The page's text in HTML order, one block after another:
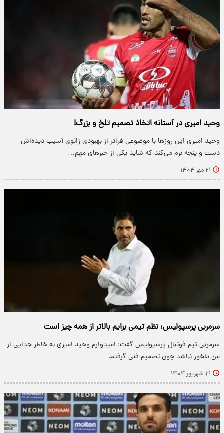
وحید امیری در آستانه اتخاذ تصمیم تلخ و بزرگ!
وحید امیری این روزها با موضوعی فراتر از بهبودی زانوی آسیب دیده‌اش
دست و پنجه نرم می‌کند که شاید یکی از خبرهای مهم…
۲۱ مهر ۱۴۰۴
سرمربی پرسپولیس: نظم تیمی برایم بالاتر از همه چیز است
سرمربی تیم فوتبال پرسپولیس گفت: امیدوارم وحید امیری به خاطر جدایی از
من دلخور نباشد چون تصمیم فنی گرفتم.
۲۱ شهریور ۱۴۰۴